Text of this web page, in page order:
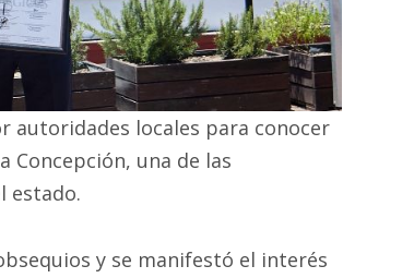
autoridades locales para conocer
Concepción, una de las
estado.
y se manifestó el interés